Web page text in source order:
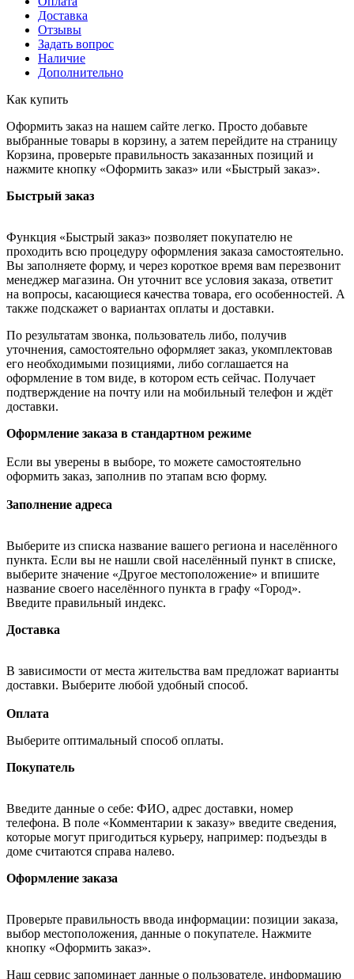
Доставка
Отзывы
Задать вопрос
Наличие
Дополнительно
Как купить
Оформить заказ на нашем сайте легко. Просто добавьте
выбранные товары в корзину, а затем перейдите на страницу
Корзина, проверьте правильность заказанных позиций и
нажмите кнопку «Оформить заказ» или «Быстрый заказ».
Быстрый заказ
Функция «Быстрый заказ» позволяет покупателю не
проходить всю процедуру оформления заказа самостоятельно.
Вы заполняете форму, и через короткое время вам перезвонит
менеджер магазина. Он уточнит все условия заказа, ответит
на вопросы, касающиеся качества товара, его особенностей. А
также подскажет о вариантах оплаты и доставки.
По результатам звонка, пользователь либо, получив
уточнения, самостоятельно оформляет заказ, укомплектовав
его необходимыми позициями, либо соглашается на
оформление в том виде, в котором есть сейчас. Получает
подтверждение на почту или на мобильный телефон и ждёт
доставки.
Оформление заказа в стандартном режиме
Если вы уверены в выборе, то можете самостоятельно
оформить заказ, заполнив по этапам всю форму.
Заполнение адреса
Выберите из списка название вашего региона и населённого
пункта. Если вы не нашли свой населённый пункт в списке,
выберите значение «Другое местоположение» и впишите
название своего населённого пункта в графу «Город».
Введите правильный индекс.
Доставка
В зависимости от места жительства вам предложат варианты
доставки. Выберите любой удобный способ.
Оплата
Выберите оптимальный способ оплаты.
Покупатель
Введите данные о себе: ФИО, адрес доставки, номер
телефона. В поле «Комментарии к заказу» введите сведения,
которые могут пригодиться курьеру, например: подъезды в
доме считаются справа налево.
Оформление заказа
Проверьте правильность ввода информации: позиции заказа,
выбор местоположения, данные о покупателе. Нажмите
кнопку «Оформить заказ».
Наш сервис запоминает данные о пользователе, информацию